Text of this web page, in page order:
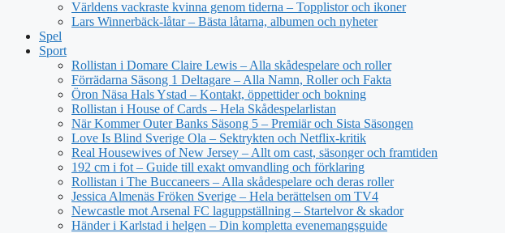
Världens vackraste kvinna genom tiderna – Topplistor och ikoner
Lars Winnerbäck-låtar – Bästa låtarna, albumen och nyheter
Spel
Sport
Rollistan i Domare Claire Lewis – Alla skådespelare och roller
Förrädarna Säsong 1 Deltagare – Alla Namn, Roller och Fakta
Öron Näsa Hals Ystad – Kontakt, öppettider och bokning
Rollistan i House of Cards – Hela Skådespelarlistan
När Kommer Outer Banks Säsong 5 – Premiär och Sista Säsongen
Love Is Blind Sverige Ola – Sektrykten och Netflix-kritik
Real Housewives of New Jersey – Allt om cast, säsonger och framtiden
192 cm i fot – Guide till exakt omvandling och förklaring
Rollistan i The Buccaneers – Alla skådespelare och deras roller
Jessica Almenäs Fröken Sverige – Hela berättelsen om TV4
Newcastle mot Arsenal FC laguppställning – Startelvor & skador
Händer i Karlstad i helgen – Din kompletta evenemangsguide